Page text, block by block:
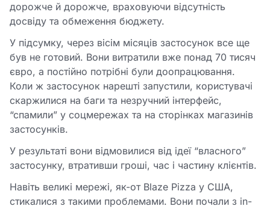
дорожче й дорожче, враховуючи відсутність
досвіду та обмеження бюджету.
У підсумку, через вісім місяців застосунок все ще
був не готовий. Вони витратили вже понад 70 тисяч
євро, а постійно потрібні були доопрацювання.
Коли ж застосунок нарешті запустили, користувачі
скаржилися на баги та незручний інтерфейс,
“спамили” у соцмережах та на сторінках магазинів
застосунків.
У результаті вони відмовилися від ідеї “власного”
застосунку, втративши гроші, час і частину клієнтів.
Навіть великі мережі, як-от Blaze Pizza у США,
стикалися з такими проблемами. Вони почали з in-